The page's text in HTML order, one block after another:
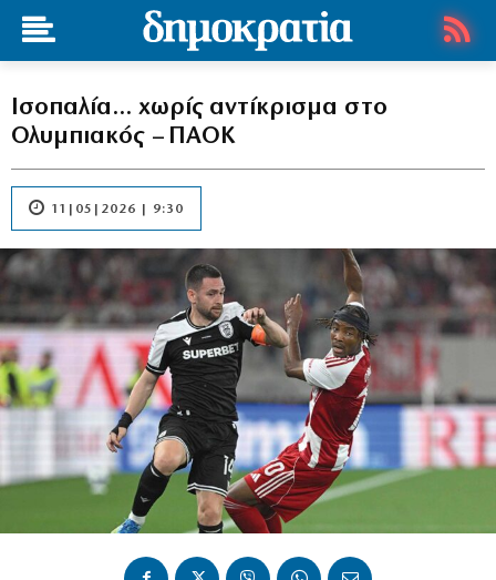
Ισοπαλία… χωρίς αντίκρισμα στο
Ολυμπιακός – ΠΑΟΚ
11|05|2026 | 9:30